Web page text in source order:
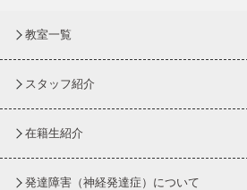
教室一覧
スタッフ紹介
在籍生紹介
発達障害（神経発達症）について